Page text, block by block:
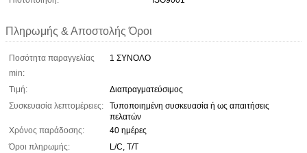
Πληρωμής & Αποστολής Όροι
Ποσότητα παραγγελίας
min:
1 ΣΥΝΟΛΟ
Τιμή:
Διαπραγματεύσιμος
Συσκευασία λεπτομέρειες:
Τυποποιημένη συσκευασία ή ως απαιτήσεις
πελατών
Χρόνος παράδοσης:
40 ημέρες
Όροι πληρωμής:
L/C, T/T